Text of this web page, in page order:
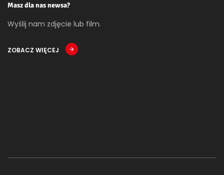
Masz dla nas newsa?
Wyślij nam zdjęcie lub film.
ZOBACZ WIĘCEJ